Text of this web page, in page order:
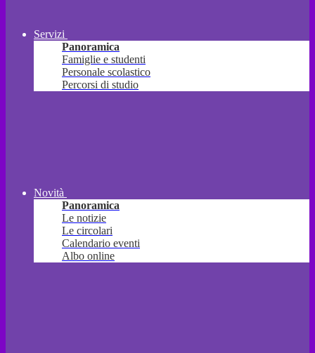
Servizi
Panoramica
Famiglie e studenti
Personale scolastico
Percorsi di studio
Novità
Panoramica
Le notizie
Le circolari
Calendario eventi
Albo online